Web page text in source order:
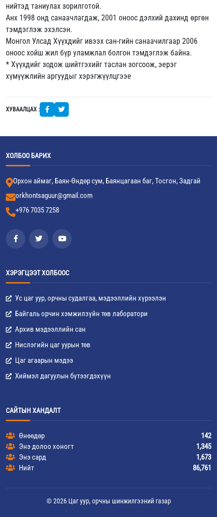
нийтэд таниулах зорилготой.
Анх 1998 онд санаачлагдаж, 2001 оноос дэлхий дахинд өргөн
тэмдэглэж эхэлсэн.
Монгол Улсад Хүүхдийг ивээх сан-гийн санаачилгаар 2006
оноос хойш жил бүр уламжлал болгон тэмдэглэж байна.
* Хүүхдийг зодож шийтгэхийг таслан зогсоож, эерэг
хүмүүжлийн аргуудыг хэрэгжүүлцгээе
ХУВААЛЦАХ :
ХОЛБОО БАРИХ
Орхон аймаг, Баян-Өндөр сум, Баянцагаан баг, Тосгон, Задгай
orkhontsaguur@gmail.com
+976 7035 7258
ХЭРЭГЦЭЭТ ХОЛБООС
Ус цаг уур, орчны судалгаа, мэдээллийн хүрээлэн
Байгаль орчин хэмжилзүйн төв лаборатори
Архив мэдээллийн сан
Нислэгийн цаг уурын төв
Цаг агаарын мэдээ
Хиймэл дагуулын бүтээгдэхүүн
САЙТЫН ХАНДАЛТ
Өнөөдөр
142
Энэ долоо хоногт
1,345
Энэ сард
1,673
Нийт
86,761
© 2026 Цаг уур, орчны шинжилгээний газар